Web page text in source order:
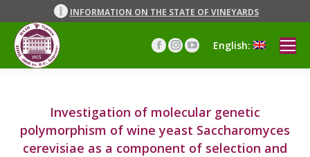
INFORMATION ON THE STATE OF VINEYARDS
Facebook
page
new
window
Instagram
page
new
window
YouTube
page
new
window
English:
Investigation of molecular genetic
polymorphism of wine yeast Saccharomyces
cerevisiae as a component of selection and